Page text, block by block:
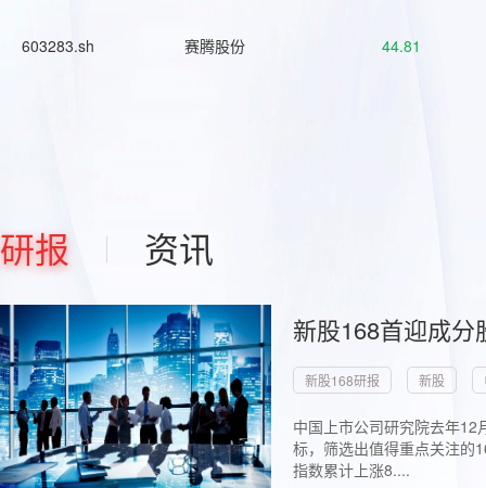
603283.sh 赛腾股份 44.81
研报 资讯
新股168首迎成
新股168研报 新股
中国上市公司研究院去年
标，筛选出值得重点关注的
指数累计上涨8....